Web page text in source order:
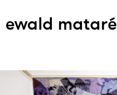
ewald mataré